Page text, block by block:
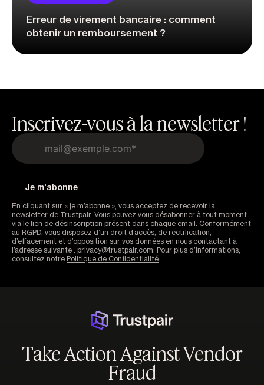
Erreur de virement bancaire : comment
obtenir un remboursement ?
Inscrivez-vous à la newsletter !
En cliquant sur « je m’abonne », vous acceptez de recevoir la
newsletter de Trustpair. Vous pouvez vous désabonner à tout moment
via le lien de désinscription présent dans chaque email. Conformément
au RGPD, vous disposez d’un droit d’accès, de rectification,
d’effacement et d’opposition sur vos données en nous contactant à
l’adresse suivante : privacy@trustpair.com. Pour plus d’informations,
consultez notre Politique de Confidentialité
Take Action Against Vendor
Fraud